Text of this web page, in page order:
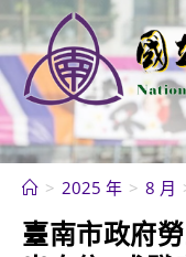
跳
轉
至
主
要
內
> 2025 年 > 8 月
臺南市政府